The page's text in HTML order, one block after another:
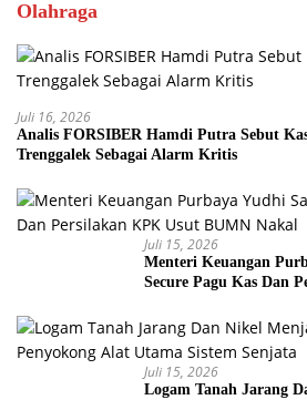
Olahraga
Juli 16, 2026
Analis FORSIBER Hamdi Putra Sebut
Trenggalek Sebagai Alarm Kritis
Juli 15, 2026
Menteri Keuangan
Secure Pagu Kas Dan
Juli 15, 2026
Logam Tanah Jarang